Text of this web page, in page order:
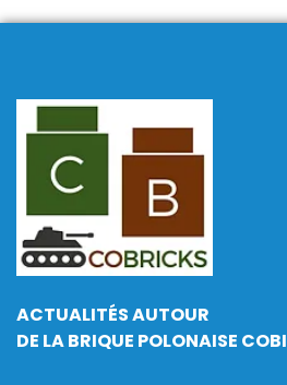
ACTUALITÉS AUTOUR
DE LA BRIQUE POLONAISE COBI